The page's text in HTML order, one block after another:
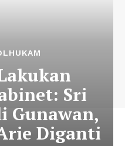
Sri
Gunawan,
Diganti